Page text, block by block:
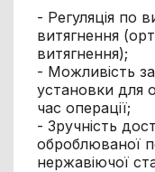
- Регуляція по
витягнення
витягнення);
- Можливість
установки для
час операції;
- Зручність
оброблюваної
нержавіючої